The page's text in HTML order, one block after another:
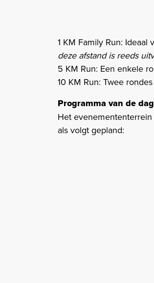
1 KM Family Run:
deze afstand is reeds
5 KM Run: Een enkele
10 KM Run: Twee
Programma van de dag
Het
als volgt gepland: